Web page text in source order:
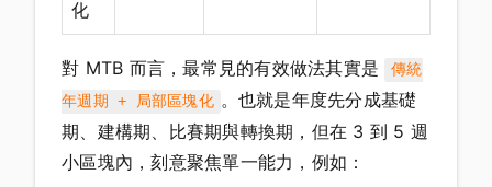
化
對 MTB 而言，最常見的有效做法其實是
傳統
年週期 + 局部區塊化 。也就是年度先分成基礎
期、建構期、比賽期與轉換期，但在 3 到 5 週
小區塊內，刻意聚焦單一能力，例如：